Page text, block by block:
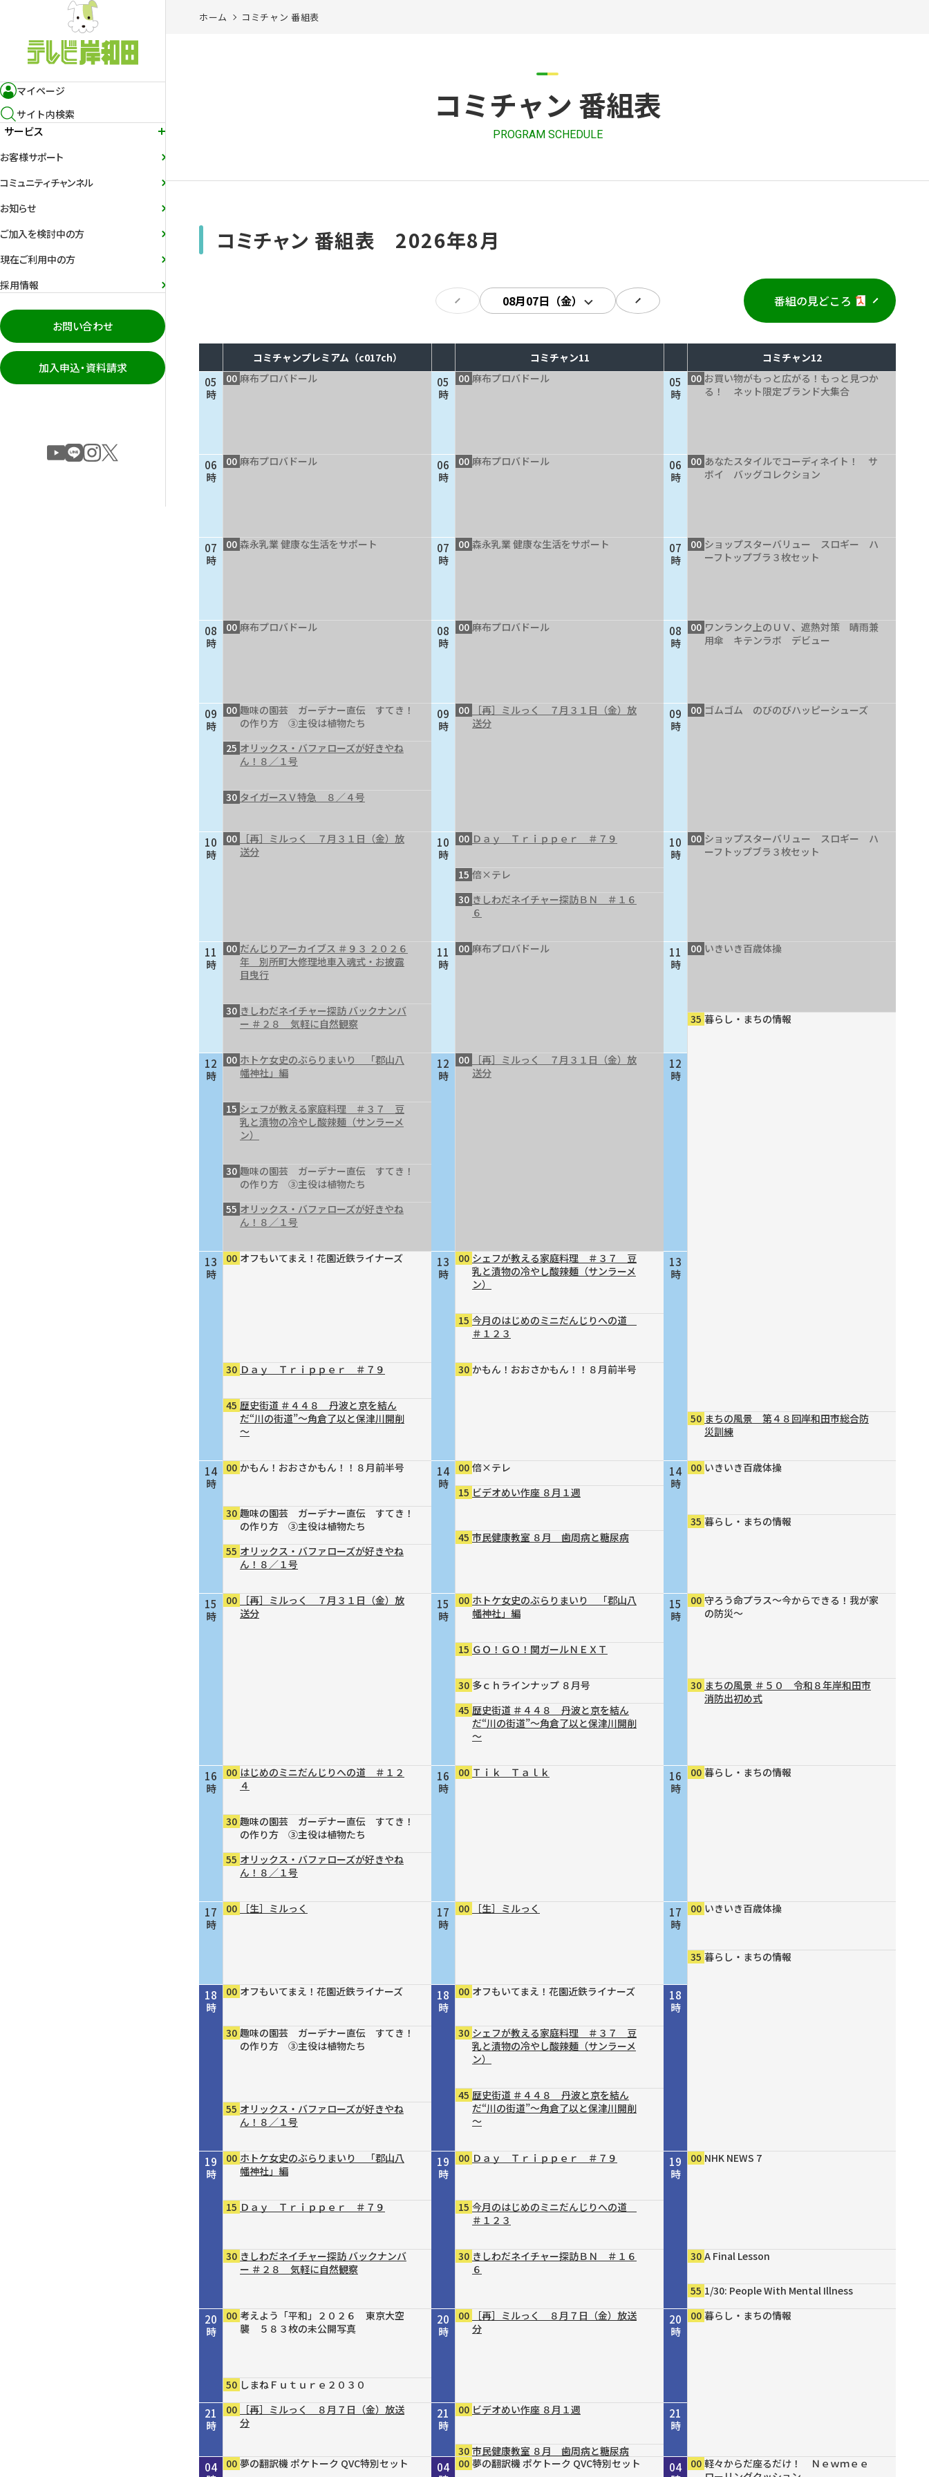
マイページ
サイト内検索
サービス
お客様サポート
コミュニティチャンネル
お知らせ
ご加入を検討中の方
現在ご利用中の方
採用情報
お問い合わせ
加入申込・資料請求
ホーム コミチャン 番組表
コミチャン 番組表
PROGRAM SCHEDULE
コミチャン 番組表 2026年8月
番組の見どころ
コミチャンプレミアム（c017ch） コミチャン11 コミチャン12
05
時
06
時
07
時
08
時
09
時
10
時
11
時
12
時
13
時
14
時
15
時
16
時
17
時
18
時
19
時
20
時
21
時
22
23
00
01
02
03
04
00 麻布プロバドール
00 麻布プロバドール
00 森永乳業 健康な生活をサポート
00 麻布プロバドール
00 趣味の園芸 ガーデナー直伝 すてき！
の作り方 ③主役は植物たち
25 オリックス・バファローズが好きやね
ん！８／１号
30 タイガースＶ特急 ８／４号
00
［再］ミルっく ７月３１日（金）放
送分
00 だんじりアーカイブス ＃９３ ２０２６
年 別所町大修理地車入魂式・お披露
目曳行
30 きしわだネイチャー探訪 バックナンバ
ー ＃２８ 気軽に自然観察
00 ホトケ女史のぶらりまいり 「郡山八
幡神社」編
15 シェフが教える家庭料理 ＃３７ 豆
乳と漬物の冷やし酸辣麺（サンラーメ
ン）
30 趣味の園芸 ガーデナー直伝 すてき！
の作り方 ③主役は植物たち
55 オリックス・バファローズが好きやね
ん！８／１号
00 オフもいてまえ！花園近鉄ライナーズ
30 Ｄａｙ Ｔｒｉｐｐｅｒ ＃７９
45 歴史街道 ＃４４８ 丹波と京を結ん
だ“川の街道”～角倉了以と保津川開削
～
00 かもん！おおさかもん！！８月前半号
30 趣味の園芸 ガーデナー直伝 すてき！
の作り方 ③主役は植物たち
55 オリックス・バファローズが好きやね
ん！８／１号
00
［再］ミルっく ７月３１日（金）放
送分
00 はじめのミニだんじりへの道 ＃１２
４
30 趣味の園芸 ガーデナー直伝 すてき！
の作り方 ③主役は植物たち
55 オリックス・バファローズが好きやね
ん！８／１号
00 ［生］ミルっく
00 オフもいてまえ！花園近鉄ライナーズ
30 趣味の園芸 ガーデナー直伝 すてき！
の作り方 ③主役は植物たち
55 オリックス・バファローズが好きやね
ん！８／１号
00 ホトケ女史のぶらりまいり 「郡山八
幡神社」編
15 Ｄａｙ Ｔｒｉｐｐｅｒ ＃７９
30 きしわだネイチャー探訪 バックナンバ
ー ＃２８ 気軽に自然観察
00 考えよう「平和」２０２６ 東京大空
襲 ５８３枚の未公開写真
50 しまねＦｕｔｕｒｅ２０３０
00
［再］ミルっく ８月７日（金）放送
分
00 Ｄａｙ Ｔｒｉｐｐｅｒ ＃７９
15 シェフが教える家庭料理 ＃３７ 豆
30 タイガースＶ特急 ８／４号
00 ［再］ミルっく ８月７日（金）放送
00 はじめのミニだんじりへの道 ＃１２
30 趣味の園芸 ガーデナー直伝 すてき！
55 オリックス・バファローズが好きやね
00 銀座トマト ドクターズサプリ
00 夢の翻訳機 ポケトーク QVC特別セット
00 夢の翻訳機 ポケトーク QVC特別セット
00 夢の翻訳機 ポケトーク QVC特別セット
05
時
06
時
07
時
08
時
09
時
10
時
11
時
12
時
13
時
14
時
15
時
16
時
17
時
18
時
19
時
20
時
21
時
22
23
00
01
02
03
04
00 麻布プロバドール
00 麻布プロバドール
00 森永乳業 健康な生活をサポート
00 麻布プロバドール
00
［再］ミルっく ７月３１日（金）放
送分
00 Ｄａｙ Ｔｒｉｐｐｅｒ ＃７９
15 倍×テレ
30 きしわだネイチャー探訪ＢＮ ＃１６
６
00 麻布プロバドール
00
［再］ミルっく ７月３１日（金）放
送分
00 シェフが教える家庭料理 ＃３７ 豆
乳と漬物の冷やし酸辣麺（サンラーメ
ン）
15 今月のはじめのミニだんじりへの道
＃１２３
30 かもん！おおさかもん！！８月前半号
00 倍×テレ
15 ビデオめい作座 ８月１週
45 市民健康教室 ８月 歯周病と糖尿病
00 ホトケ女史のぶらりまいり 「郡山八
幡神社」編
15 ＧＯ！ＧＯ！関ガールＮＥＸＴ
30 多ｃｈラインナップ ８月号
45 歴史街道 ＃４４８ 丹波と京を結ん
だ“川の街道”～角倉了以と保津川開削
～
00 Ｔｉｋ Ｔａｌｋ
00 ［生］ミルっく
00 オフもいてまえ！花園近鉄ライナーズ
30 シェフが教える家庭料理 ＃３７ 豆
乳と漬物の冷やし酸辣麺（サンラーメ
ン）
45 歴史街道 ＃４４８ 丹波と京を結ん
だ“川の街道”～角倉了以と保津川開削
～
00 Ｄａｙ Ｔｒｉｐｐｅｒ ＃７９
15 今月のはじめのミニだんじりへの道
＃１２３
30 きしわだネイチャー探訪ＢＮ ＃１６
６
00
［再］ミルっく ８月７日（金）放送
分
00 ビデオめい作座 ８月１週
30 市民健康教室 ８月 歯周病と糖尿病
45 倍×テレ
00 Ｔｉｋ Ｔａｌｋ
00 ウェルスマイル
00 夢の翻訳機 ポケトーク QVC特別セット
00 銀座トマト ドクターズサプリ
00 夢の翻訳機 ポケトーク QVC特別セット
00 夢の翻訳機 ポケトーク QVC特別セット
00 夢の翻訳機 ポケトーク QVC特別セット
05
時
06
時
07
時
08
時
09
時
10
時
11
時
12
時
13
時
14
時
15
時
16
時
17
時
18
時
19
時
20
時
21
時
22
23
00
01
02
03
04
00 お買い物がもっと広がる！もっと見つか
る！ ネット限定ブランド大集合
00 あなたスタイルでコーディネイト！ サ
ボイ バッグコレクション
00 ショップスターバリュー スロギー ハ
ーフトップブラ３枚セット
00 ワンランク上のＵＶ、遮熱対策 晴雨兼
用傘 キテンラボ デビュー
00 ゴムゴム のびのびハッピーシューズ
00 ショップスターバリュー スロギー ハ
ーフトップブラ３枚セット
00 いきいき百歳体操
35 暮らし・まちの情報
50 まちの風景 第４８回岸和田市総合防
災訓練
00 いきいき百歳体操
35 暮らし・まちの情報
00 守ろう命プラス～今からできる！我が家
の防災～
30 まちの風景 ＃５０ 令和８年岸和田市
消防出初め式
00 暮らし・まちの情報
00 いきいき百歳体操
35 暮らし・まちの情報
00 NHK NEWS 7
30 A Final Lesson
55 1/30: People With Mental Illness
00 暮らし・まちの情報
00 NHK NEWSLINE
30 まちの風景 ＃５１ 令和８年岸和田市
00 守ろう命～今からできる！我が家の防
00 ショップスターバリュー アンダモン
00 ハイパワーで氷も冷凍食材もなめらか
00 ペスカ サロン発 渾身のツヤハリケア
00 夜更けのライブセレクション ホーム編
00 軽々からだ座るだけ！ Ｎｅｗｍｅｅ